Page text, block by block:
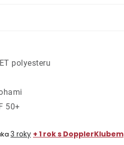
polyesteru
50+
3 roky + 1 rok s DopplerKlubem